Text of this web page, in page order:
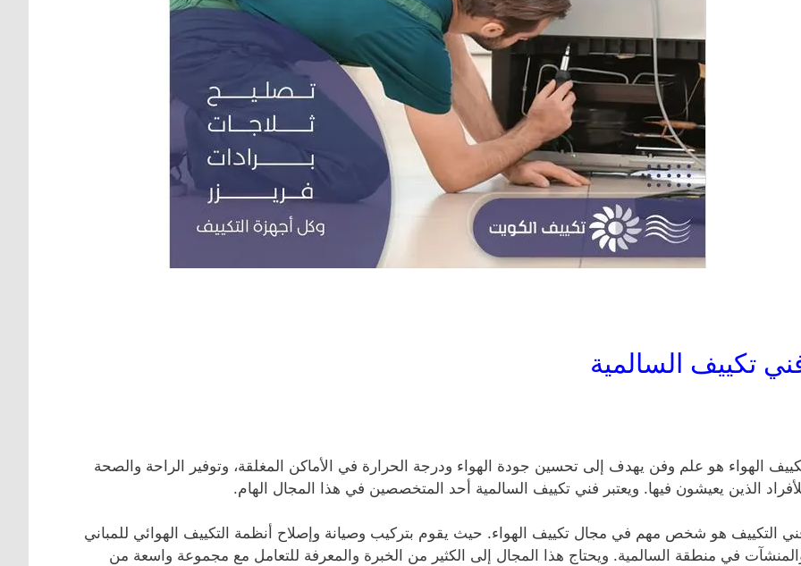
تكييف السالمية
الهواء هو علم وفن يهدف إلى تحسين جودة الهواء ودرجة الحرارة في الأماكن المغلقة، وتوفير الراحة والصحة
الذين يعيشون فيها. ويعتبر فني تكييف السالمية أحد المتخصصين في هذا المجال الهام.
التكييف هو شخص مهم في مجال تكييف الهواء. حيث يقوم بتركيب وصيانة وإصلاح أنظمة التكييف الهوائي للمباني
في منطقة السالمية. ويحتاج هذا المجال إلى الكثير من الخبرة والمعرفة للتعامل مع مجموعة واسعة من